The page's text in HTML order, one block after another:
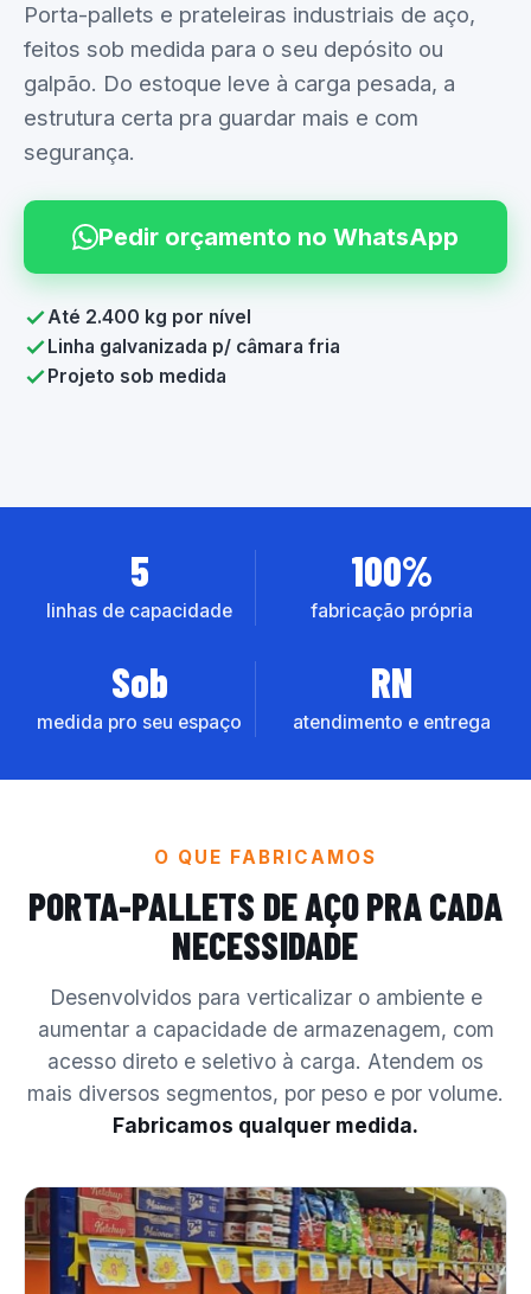
Porta-pallets e prateleiras industriais de aço,
feitos sob medida para o seu depósito ou
galpão. Do estoque leve à carga pesada, a
estrutura certa pra guardar mais e com
segurança.
Pedir orçamento no WhatsApp
Até 2.400 kg por nível
Linha galvanizada p/ câmara fria
Projeto sob medida
5
linhas de capacidade
100%
fabricação própria
Sob
medida pro seu espaço
RN
atendimento e entrega
O QUE FABRICAMOS
PORTA-PALLETS DE AÇOPRA CADA
NECESSIDADE
Desenvolvidos para verticalizar o ambiente e
aumentar a capacidade de armazenagem, com
acesso direto e seletivo à carga. Atendem os
mais diversos segmentos, por peso e por volume.
Fabricamos qualquer medida.